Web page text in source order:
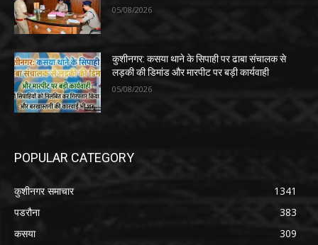
05/08/2026
कुशीनगर: कसया थाने के सिपाही पर ढाबा संचालक से
लड़की की डिमांड और मारपीट पर बड़ी कार्यवाही
05/08/2026
POPULAR CATEGORY
कुशीनगर समाचार
1341
पडरौना
383
कसया
309